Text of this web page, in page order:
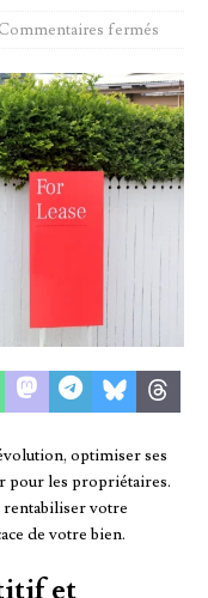
Commentaires fermés
optimiser ses
pour les propriétaires.
votre
de votre bien.
et